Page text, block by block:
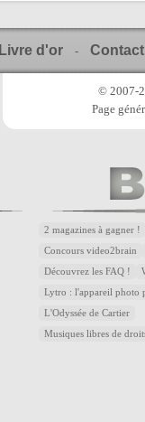
Livre d'or - Contact
© 2007-
Page
2 magazines à gagner !
Concours video2brain
Découvrez les FAQ !
Lytro : l'appareil photo
L'Odyssée de Cartier
Musiques libres de